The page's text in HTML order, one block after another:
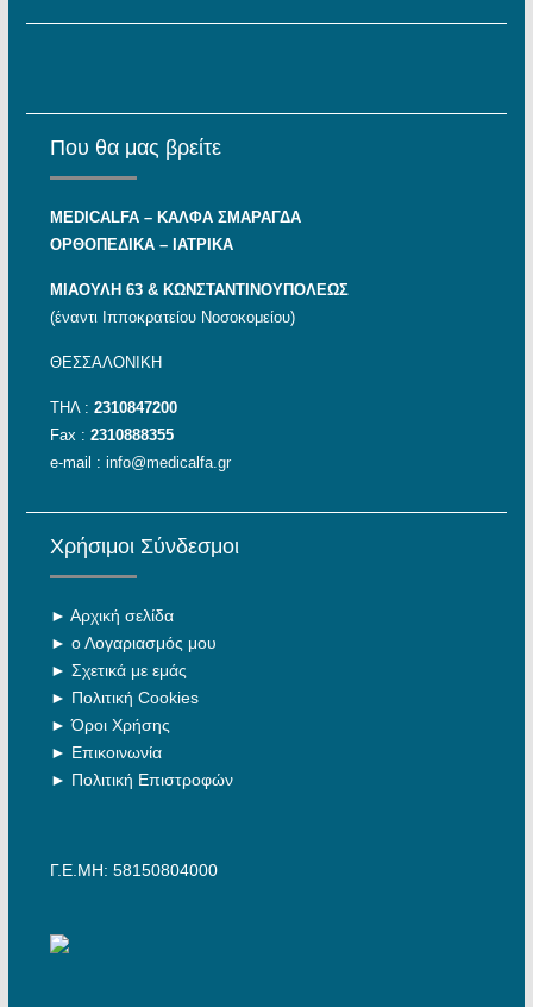
Που θα μας βρείτε
MEDICALFA – KAΛΦΑ ΣΜΑΡΑΓΔΑ
ΟΡΘΟΠΕΔΙΚΑ – ΙΑΤΡΙΚΑ
ΜΙΑΟΥΛΗ 63 & ΚΩΝΣΤΑΝΤΙΝΟΥΠΟΛΕΩΣ
(έναντι Ιπποκρατείου Νοσοκομείου)
ΘΕΣΣΑΛΟΝΙΚΗ
ΤΗΛ : 2310847200
Fax : 2310888355
e-mail : info@medicalfa.gr
Χρήσιμοι Σύνδεσμοι
► Αρχική σελίδα
► ο Λογαριασμός μου
► Σχετικά με εμάς
► Πολιτική Cookies
►Όροι Χρήσης
► Επικοινωνία
► Πολιτική Επιστροφών
Γ.Ε.ΜΗ: 58150804000